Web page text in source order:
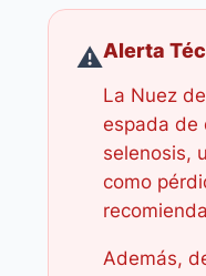
⚠️Alerta
La Nuez
espada de
selenosis,
como
Además,